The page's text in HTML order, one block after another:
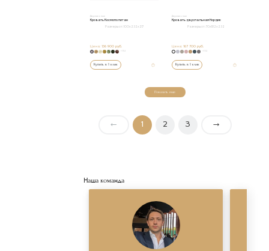
Двуспальные
Кровать Космополитан
Размеры от: 100х232х217
Цена: 136 900 руб.
Купить в 1 клик
Двуспальные
Кровать двуспальная Нордик
Размеры от: 70x182x232
Цена:167 700 руб.
Купить в 1 клик
Показать еще
← 1 2 3 →
Наша команда